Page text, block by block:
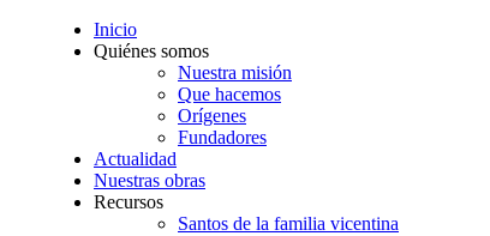
Inicio
Quiénes somos
Nuestra misión
Que hacemos
Orígenes
Fundadores
Actualidad
Nuestras obras
Recursos
Santos de la familia vicentina